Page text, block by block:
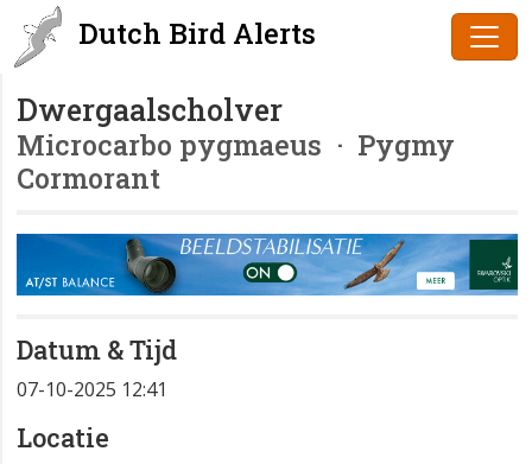
Dutch Bird Alerts
Dwergaalscholver
Microcarbo pygmaeus · Pygmy
Cormorant
Datum & Tijd
07-10-2025 12:41
Locatie